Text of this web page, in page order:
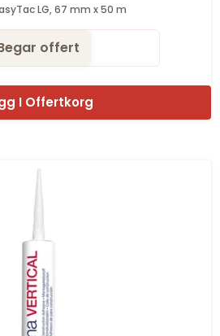
LG, 67 mm x 50 m
offert
I Offertkorg